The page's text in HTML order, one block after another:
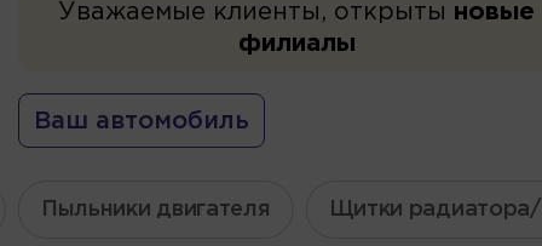
Уважаемые клиенты, открыты новые
филиалы
Ваш автомобиль
Пыльники двигателя Щитки